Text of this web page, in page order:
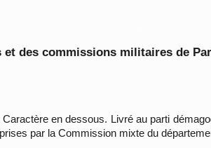
et des commissions militaires de
Caractère en dessous. Livré au parti
par la Commission mixte du